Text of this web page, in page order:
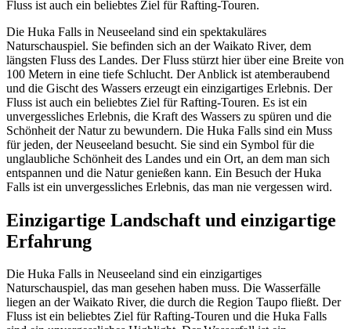
Fluss ist auch ein beliebtes Ziel für Rafting-Touren.
Die Huka Falls in Neuseeland sind ein spektakuläres
Naturschauspiel. Sie befinden sich an der Waikato River, dem
längsten Fluss des Landes. Der Fluss stürzt hier über eine Breite von
100 Metern in eine tiefe Schlucht. Der Anblick ist atemberaubend
und die Gischt des Wassers erzeugt ein einzigartiges Erlebnis. Der
Fluss ist auch ein beliebtes Ziel für Rafting-Touren. Es ist ein
unvergessliches Erlebnis, die Kraft des Wassers zu spüren und die
Schönheit der Natur zu bewundern. Die Huka Falls sind ein Muss
für jeden, der Neuseeland besucht. Sie sind ein Symbol für die
unglaubliche Schönheit des Landes und ein Ort, an dem man sich
entspannen und die Natur genießen kann. Ein Besuch der Huka
Falls ist ein unvergessliches Erlebnis, das man nie vergessen wird.
Einzigartige Landschaft und einzigartige
Erfahrung
Die Huka Falls in Neuseeland sind ein einzigartiges
Naturschauspiel, das man gesehen haben muss. Die Wasserfälle
liegen an der Waikato River, die durch die Region Taupo fließt. Der
Fluss ist ein beliebtes Ziel für Rafting-Touren und die Huka Falls